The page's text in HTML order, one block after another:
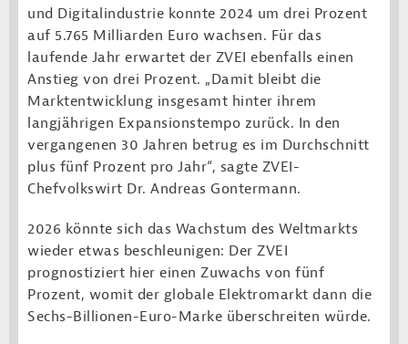
und Digitalindustrie konnte 2024 um drei Prozent
auf 5.765 Milliarden Euro wachsen. Für das
laufende Jahr erwartet der ZVEI ebenfalls einen
Anstieg von drei Prozent. „Damit bleibt die
Marktentwicklung insgesamt hinter ihrem
langjährigen Expansionstempo zurück. In den
vergangenen 30 Jahren betrug es im Durchschnitt
plus fünf Prozent pro Jahr“, sagte ZVEI-
Chefvolkswirt Dr. Andreas Gontermann.
2026 könnte sich das Wachstum des Weltmarkts
wieder etwas beschleunigen: Der ZVEI
prognostiziert hier einen Zuwachs von fünf
Prozent, womit der globale Elektromarkt dann die
Sechs-Billionen-Euro-Marke überschreiten würde.